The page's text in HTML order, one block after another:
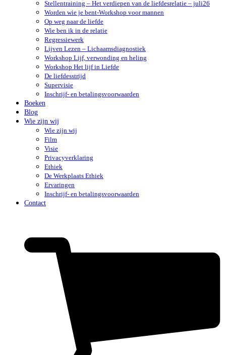
Stellentraining – Het verdiepen van de liefdesrelatie – juli26
Worden wie je bent-Workshop voor mannen
Op weg naar de liefde
Wie ben ik in de relatie
Regressiewerk
Lijven Lezen – Lichaamsdiagnostiek
Workshop Lijf, verwonding en heling
Workshop Het lijf in Liefde
De liefdesstrijd
Supervisie
Inschrijf- en betalingsvoorwaarden
Boeken
Blog
Wie zijn wij
Wie zijn wij
Film
Visie
Privacyverklaring
Ethiek
De Werkplaats Ethiek
Ervaringen
Inschrijf- en betalingsvoorwaarden
Contact